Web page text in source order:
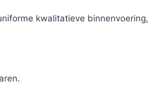
kwalitatieve binnenvoering,